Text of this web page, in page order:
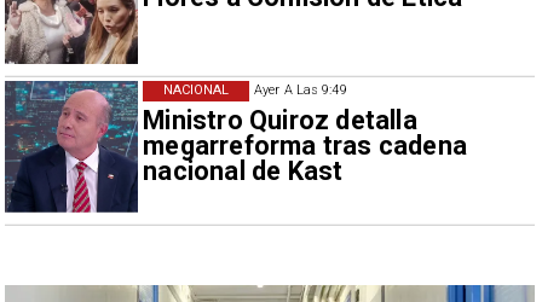
Ayer A Las 9:49
Ministro Quiroz detalla
megarreforma tras cadena
nacional de Kast
NACIONAL